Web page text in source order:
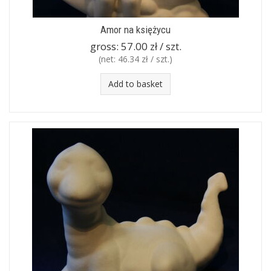
Amor na księżycu
gross: 57.00 zł / szt.
(net: 46.34 zł / szt.)
Add to basket